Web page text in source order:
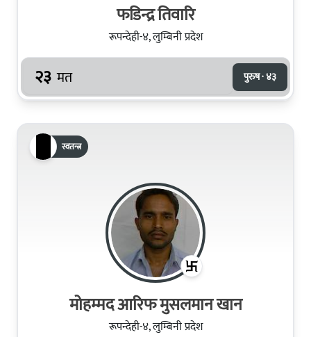
फडिन्द्र तिवारि
रूपन्देही-४, लुम्बिनी प्रदेश
२३ मत पुरुष · ४३
स्वतन्त्र
मोहम्मद आरिफ मुसलमान खान
रूपन्देही-४, लुम्बिनी प्रदेश